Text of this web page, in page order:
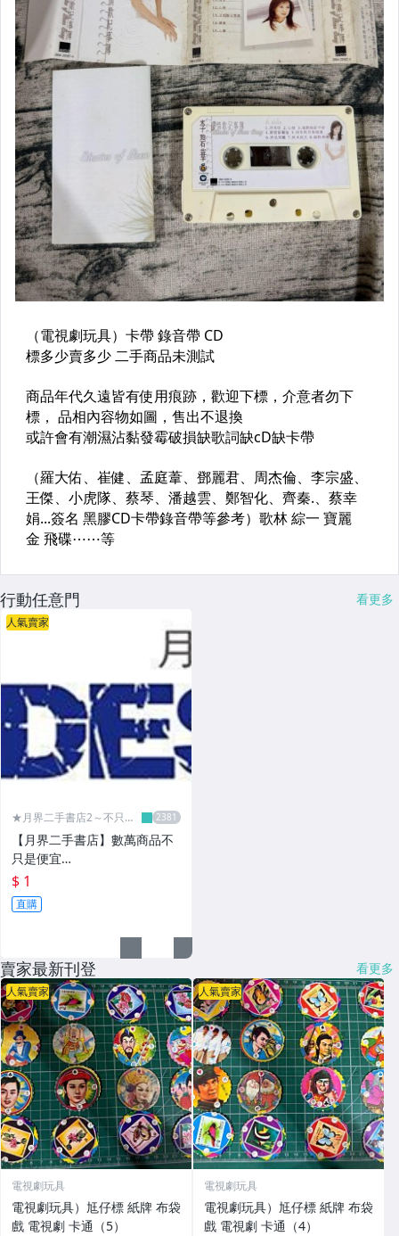
行動任意門 看更多
人氣賣家
★月界二手書店2～不只是
【月界二手書店】數萬商品不
只是便宜…
$ 1
直購
賣家最新刊登 看更多
人氣賣家
電視劇玩具
電視劇玩具）尪仔標 紙牌 布袋
戲 電視劇 卡通（5）
人氣賣家
電視劇玩具
電視劇玩具）尪仔標 紙牌 布袋
戲 電視劇 卡通（4）